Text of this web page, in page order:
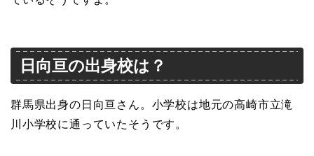
日向亘の出身校は？
群馬県出身の日向亘さん。小学校は地元の高崎市立滝
川小学校に通っていたそうです。